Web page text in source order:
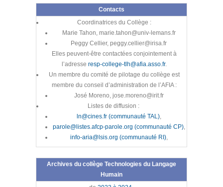
Contacts
Coordinatrices du Collège :
Marie Tahon, marie.tahon@univ-lemans.fr
Peggy Cellier, peggy.cellier@irisa.fr
Elles peuvent-être contactées conjointement à
l’adresseresp-college-tlh@afia.asso.fr.
Un membre du comité de pilotage du collège est
membre du conseil d’administration de l’AFIA :
José Moreno, jose.moreno@irit.fr
Listes de diffusion :
ln@cines.fr (communauté TAL),
parole@listes.afcp-parole.org (communauté CP),
info-aria@lsis.org (communauté RI),
Archives du collège Technologies du Langage
Humain